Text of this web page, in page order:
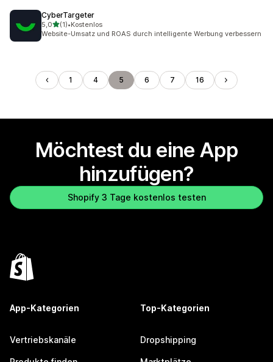
CyberTargeter
5,0von 5 Sternen
(1)
1 Rezensionen insgesamt
•Kostenlos
Website-Umsatz und ROAS durch intelligente Werbung verbessern
1 4 5 6 7 16
Möchtest du eine App
hinzufügen?
Shopify 3 Tage kostenlos testen
App-Kategorien
Vertriebskanäle
Top-Kategorien
Dropshipping